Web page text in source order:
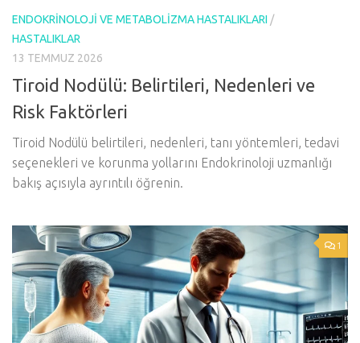
ENDOKRINOLOJI VE METABOLIZMA HASTALIKLARI /
HASTALIKLAR
13 TEMMUZ 2026
Tiroid Nodülü: Belirtileri, Nedenleri ve
Risk Faktörleri
Tiroid Nodülü belirtileri, nedenleri, tanı yöntemleri, tedavi
seçenekleri ve korunma yollarını Endokrinoloji uzmanlığı
bakış açısıyla ayrıntılı öğrenin.
1